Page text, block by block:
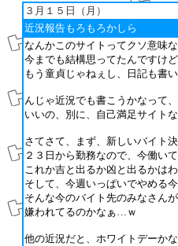
３月１５日（月）
近況報告もろもろかしら
なんかこのサイトってクソ意味
今までも結構思ってたんですけ
もう童貞じゃねぇし、日記も書
んじゃ近況でも書こうかなって
いいの、別に、自己満足サイト
さてさて、まず、新しいバイト決
２３日から勤務なので、今働い
これか吉と出るか凶と出るかは
そして、今週いっぱいでやめる
そんな今のバイト先のみなさん
嫌われてるのかなぁ…ｗ
他の近況だと、ホワイトデーか